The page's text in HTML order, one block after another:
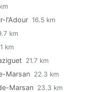
l'Adour 16.5 km
km
km
21.7 km
Marsan 22.3 km
Marsan 23.3 km